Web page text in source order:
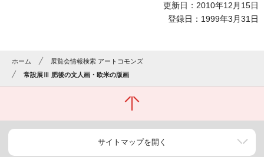
更新日：2010年12月15日
登録日：1999年3月31日
ホーム
展覧会情報検索 アートコモンズ
常設展Ⅲ 肥後の文人画・欧米の版画
サイトマップを開く